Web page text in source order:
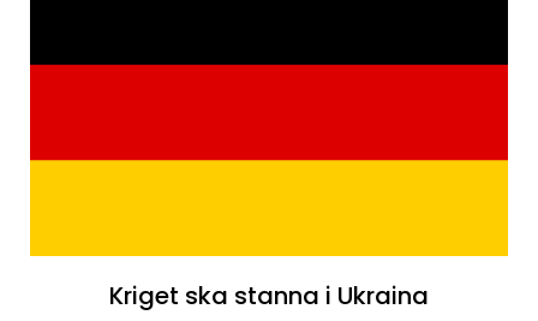
Kriget ska stanna i Ukraina